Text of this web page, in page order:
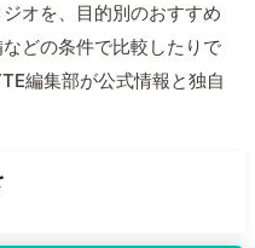
オを、目的別のおすすめ
どの条件で比較したりで
編集部が公式情報と独自